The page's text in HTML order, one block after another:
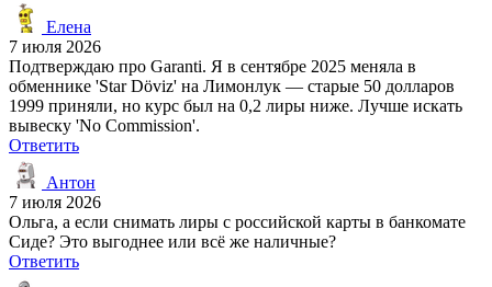
Елена
7 июля 2026
Подтверждаю про Garanti. Я в сентябре 2025 меняла в
обменнике 'Star Döviz' на Лимонлук — старые 50 долларов
1999 приняли, но курс был на 0,2 лиры ниже. Лучше искать
вывеску 'No Commission'.
Ответить
Антон
7 июля 2026
Ольга, а если снимать лиры с российской карты в банкомате
Сиде? Это выгоднее или всё же наличные?
Ответить